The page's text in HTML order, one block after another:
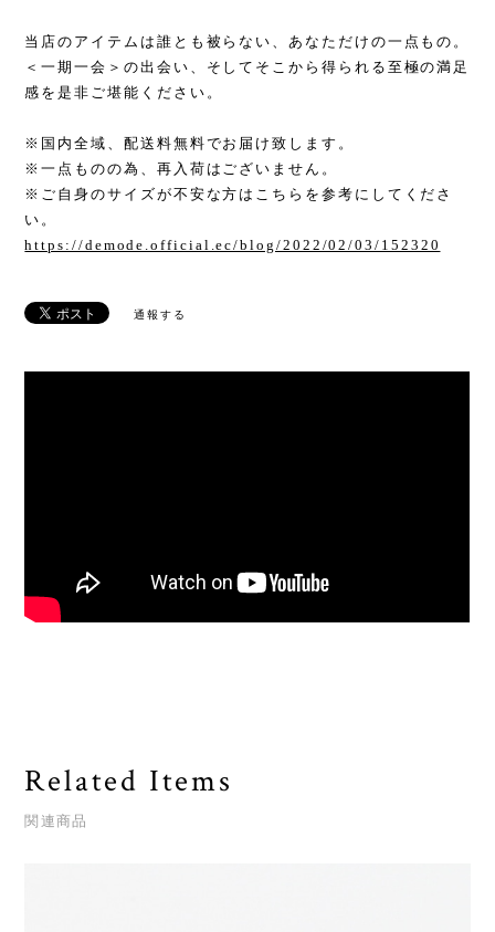
当店のアイテムは誰とも被らない、あなただけの一点もの。
＜一期一会＞の出会い、そしてそこから得られる至極の満足
感を是非ご堪能ください。
※国内全域、配送料無料でお届け致します。
※一点ものの為、再入荷はございません。
※ご自身のサイズが不安な方はこちらを参考にしてくださ
い。
https://demode.official.ec/blog/2022/02/03/152320
通報する
Related Items
関連商品